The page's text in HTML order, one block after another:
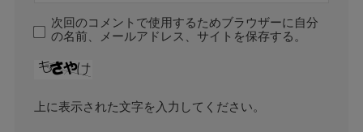
次回のコメントで使用するためブラウザーに自分
の名前、メールアドレス、サイトを保存する。
上に表示された文字を入力してください。